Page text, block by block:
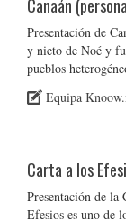
Canaán
Presentación de
y nieto de Noé y
pueblos
Equipa
Carta a los
Presentación de
Efesios es uno de